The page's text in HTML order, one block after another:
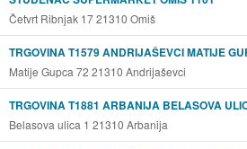
Četvrt Ribnjak 17 21310 Omiš
TRGOVINA T1579 ANDRIJAŠEVCI MATIJE
Matije Gupca 72 21310 Andrijaševci
TRGOVINA T1881 ARBANIJA BELASOVA
Belasova ulica 1 21310 Arbanija